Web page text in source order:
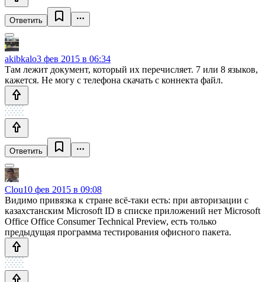
Ответить
akibkalo3 фев 2015 в 06:34
Там лежит документ, который их перечисляет. 7 или 8 языков,
кажется. Не могу с телефона скачать с коннекта файл.
Ответить
Clou10 фев 2015 в 09:08
Видимо привязка к стране всё-таки есть: при авторизации с
казахстанским Microsoft ID в списке приложений нет Microsoft
Office Office Consumer Technical Preview, есть только
предыдущая программа тестирования офисного пакета.